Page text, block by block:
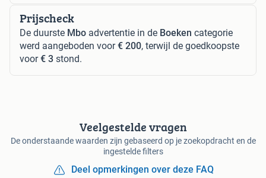
Prijscheck
De duurste Mbo advertentie in de Boeken categorie
werd aangeboden voor€ 200, terwijl de goedkoopste
voor€ 3 stond.
Veelgestelde vragen
De onderstaande waarden zijn gebaseerd op je zoekopdracht en de
ingestelde filters
Deel opmerkingen over deze FAQ